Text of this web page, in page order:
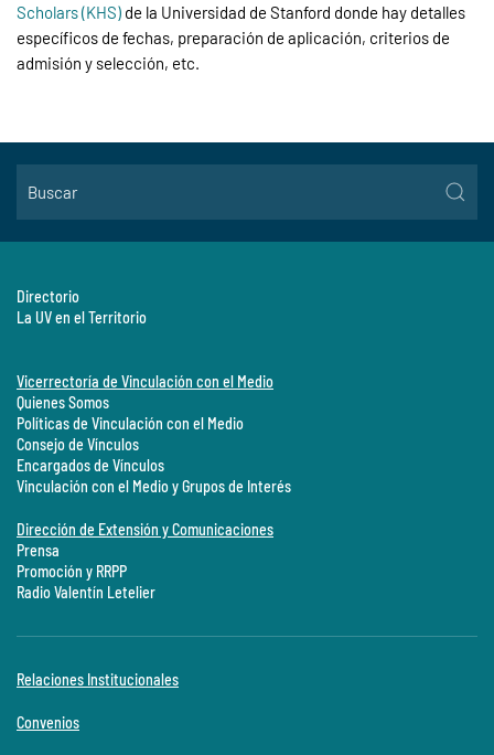
Scholars (KHS) de la Universidad de Stanford donde hay detalles
específicos de fechas, preparación de aplicación, criterios de
admisión y selección, etc.
Directorio
La UV en el Territorio
Vicerrectoría de Vinculación con el Medio
Quienes Somos
Políticas de Vinculación con el Medio
Consejo de Vínculos
Encargados de Vínculos
Vinculación con el Medio y Grupos de Interés
Dirección de Extensión y Comunicaciones
Prensa
Promoción y RRPP
Radio Valentín Letelier
Relaciones Institucionales
Convenios